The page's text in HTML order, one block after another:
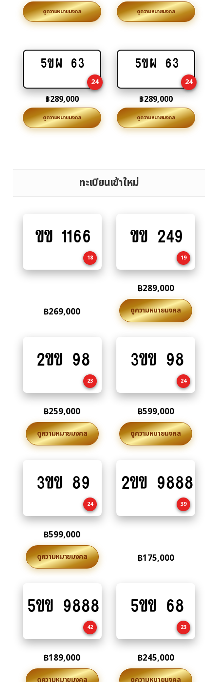
ดูความหมายมงคล ดูความหมายมงคล
Add
cart
5ขผ 63
24
฿289,000
ดูความหมายมงคล
Add
cart
5ขผ 63
24
฿289,000
ดูความหมายมงคล
ทะเบียนเข้าใหม่
to
ขข 1166
18
฿269,000
to
ขข 249
19
฿289,000
ดูความหมายมงคล
to
2ขข 98
23
฿259,000
ดูความหมายมงคล
to
3ขข 98
24
฿599,000
ดูความหมายมงคล
to
3ขข 89
24
฿599,000
ดูความหมายมงคล
to
2ขข 9888
39
฿175,000
to
5ขข 9888
42
฿189,000
to
5ขข 68
23
฿245,000